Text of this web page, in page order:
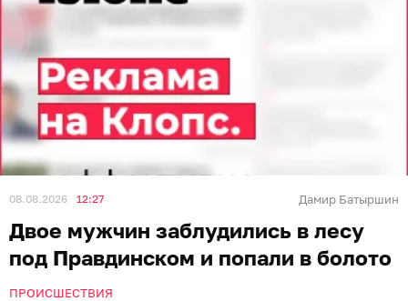
08.08.2026 12:27 Дамир Батыршин
Двое мужчин заблудились в лесу
под Правдинском и попали в болото
ПРОИСШЕСТВИЯ